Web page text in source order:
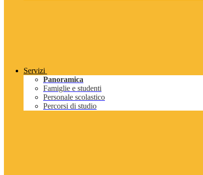
Servizi
Panoramica
Famiglie e studenti
Personale scolastico
Percorsi di studio